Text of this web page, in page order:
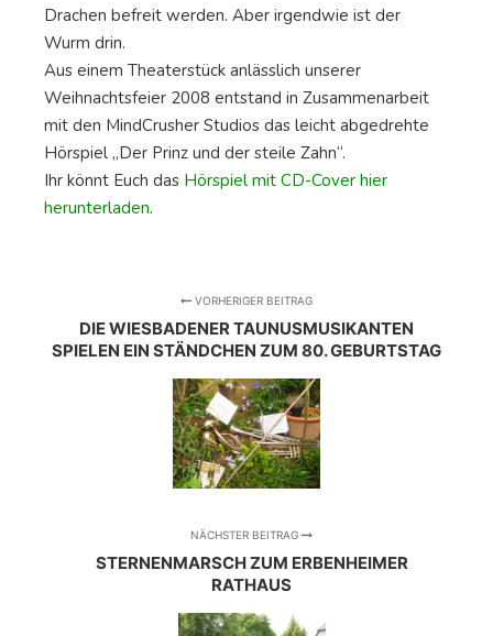
Drachen befreit werden. Aber irgendwie ist der
Wurm drin.
Aus einem Theaterstück anlässlich unserer
Weihnachtsfeier 2008 entstand in Zusammenarbeit
mit den MindCrusher Studios das leicht abgedrehte
Hörspiel „Der Prinz und der steile Zahn“.
Ihr könnt Euch das Hörspiel mit CD-Cover hier
herunterladen.
VORHERIGER BEITRAG
DIE WIESBADENER TAUNUSMUSIKANTEN
SPIELEN EIN STÄNDCHEN ZUM 80. GEBURTSTAG
NÄCHSTER BEITRAG
STERNENMARSCH ZUM ERBENHEIMER
RATHAUS